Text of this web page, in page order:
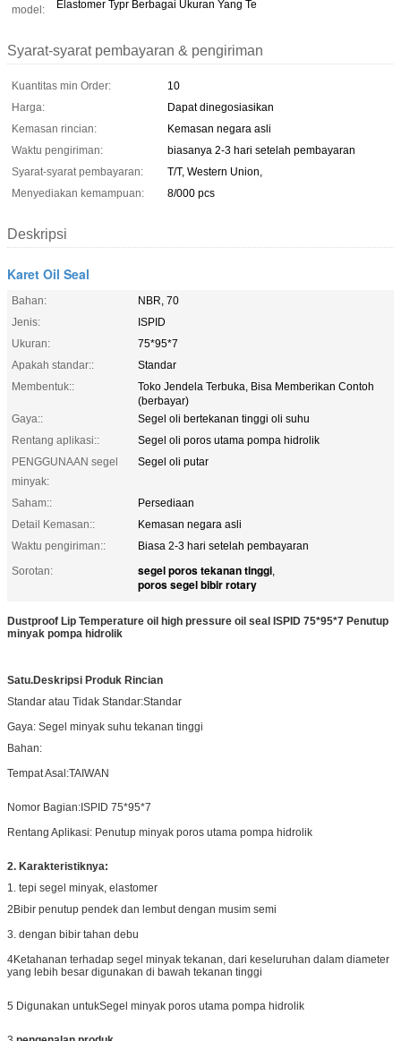
model:
Elastomer Typr Berbagai Ukuran Yang Te
Syarat-syarat pembayaran & pengiriman
Kuantitas min Order:
10
Harga:
Dapat dinegosiasikan
Kemasan rincian:
Kemasan negara asli
Waktu pengiriman:
biasanya 2-3 hari setelah pembayaran
Syarat-syarat pembayaran:
T/T, Western Union,
Menyediakan kemampuan:
8/000 pcs
Deskripsi
Karet Oil Seal
Bahan:
NBR, 70
Jenis:
ISPID
Ukuran:
75*95*7
Apakah standar::
Standar
Membentuk::
Toko Jendela Terbuka, Bisa Memberikan Contoh
(berbayar)
Gaya::
Segel oli bertekanan tinggi oli suhu
Rentang aplikasi::
Segel oli poros utama pompa hidrolik
PENGGUNAAN segel
minyak:
Segel oli putar
Saham::
Persediaan
Detail Kemasan::
Kemasan negara asli
Waktu pengiriman::
Biasa 2-3 hari setelah pembayaran
Sorotan:
segel poros tekanan tinggi,
poros segel bibir rotary
Dustproof Lip Temperature oil high pressure oil seal ISPID 75*95*7 Penutup
minyak pompa hidrolik
Satu.Deskripsi Produk Rincian
Standar atau Tidak Standar:Standar
Gaya: Segel minyak suhu tekanan tinggi
Bahan:
Tempat Asal:TAIWAN
Nomor Bagian:ISPID 75*95*7
Rentang Aplikasi: Penutup minyak poros utama pompa hidrolik
2. Karakteristiknya:
1. tepi segel minyak, elastomer
2Bibir penutup pendek dan lembut dengan musim semi
3. dengan bibir tahan debu
4Ketahanan terhadap segel minyak tekanan, dari keseluruhan dalam diameter
yang lebih besar digunakan di bawah tekanan tinggi
5 Digunakan untukSegel minyak poros utama pompa hidrolik